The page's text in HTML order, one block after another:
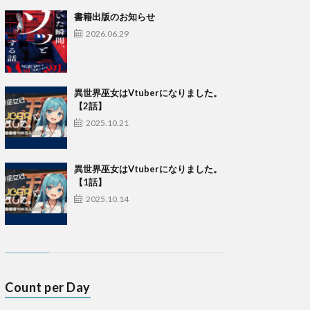
書籍出版のお知らせ
2026.06.29
異世界巫女はVtuberになりました。
【2話】
2025.10.21
異世界巫女はVtuberになりました。
【1話】
2025.10.14
Count per Day